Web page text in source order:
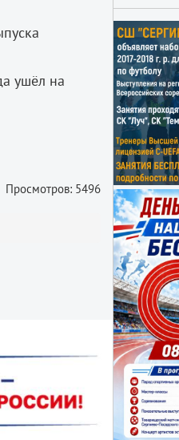
ушёл на
Просмотров: 5496